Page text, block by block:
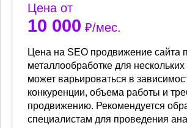
Цена от
10 000 ₽/мес.
Цена на SEO продвижение сайта
металлообработке для нескольких
может варьироваться в
конкуренции, объема работы и
продвижению. Рекомендуется
специалистам для проведения